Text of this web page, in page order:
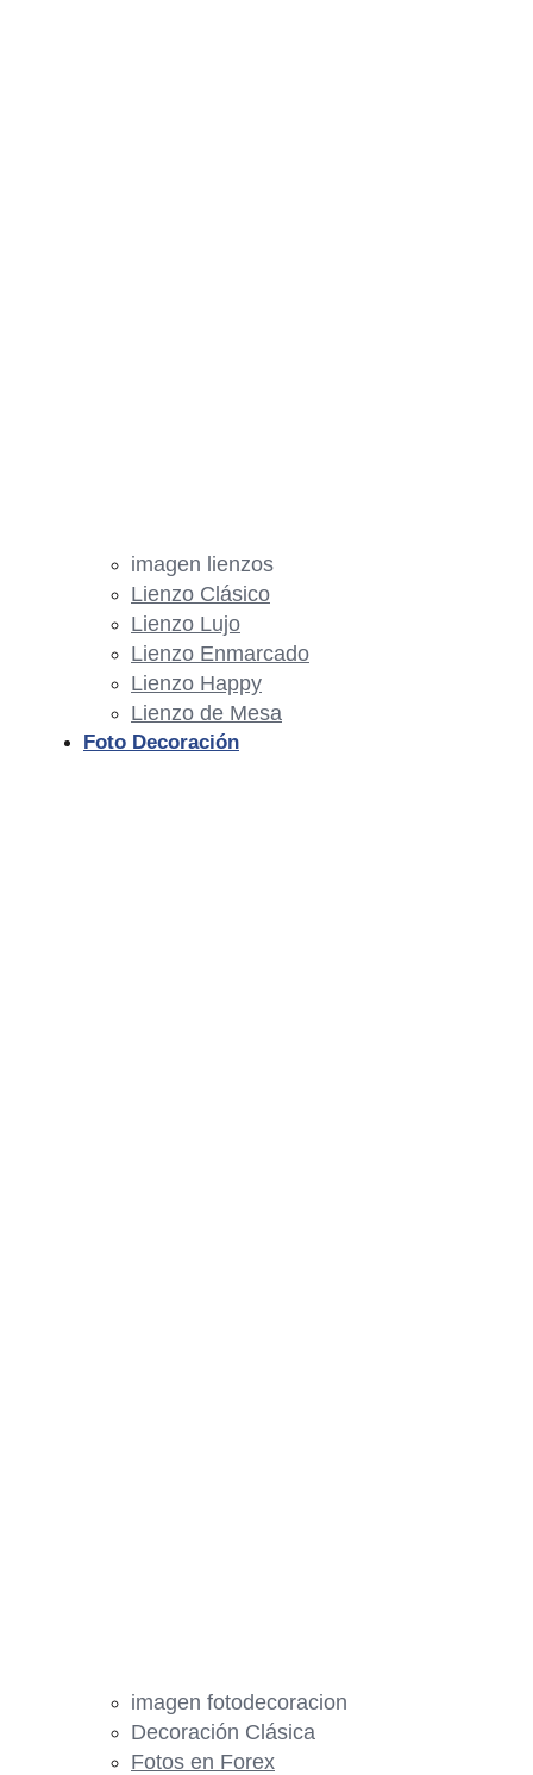
imagen lienzos
Lienzo Clásico
Lienzo Lujo
Lienzo Enmarcado
Lienzo Happy
Lienzo de Mesa
Foto Decoración
imagen fotodecoracion
Decoración Clásica
Fotos en Forex